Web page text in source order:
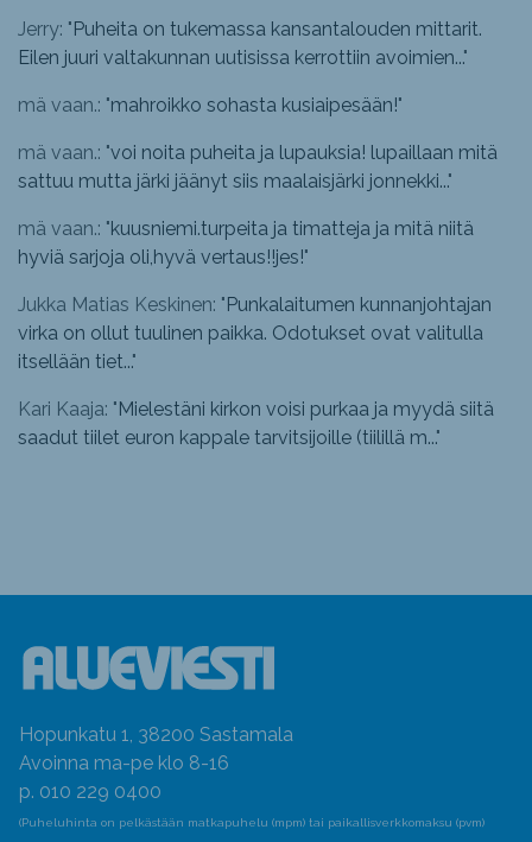
Jerry: "Puheita on tukemassa kansantalouden mittarit.
Eilen juuri valtakunnan uutisissa kerrottiin avoimien..."
mä vaan.: "mahroikko sohasta kusiaipesään!"
mä vaan.: "voi noita puheita ja lupauksia! lupaillaan mitä
sattuu mutta järki jäänyt siis maalaisjärki jonnekki..."
mä vaan.: "kuusniemi.turpeita ja timatteja ja mitä niitä
hyviä sarjoja oli,hyvä vertaus!!jes!"
Jukka Matias Keskinen: "Punkalaitumen kunnanjohtajan
virka on ollut tuulinen paikka. Odotukset ovat valitulla
itsellään tiet..."
Kari Kaaja: "Mielestäni kirkon voisi purkaa ja myydä siitä
saadut tiilet euron kappale tarvitsijoille (tiilillä m..."
Hopunkatu 1, 38200 Sastamala
Avoinna ma-pe klo 8-16
p. 010 229 0400
(Puheluhinta on pelkästään matkapuhelu (mpm) tai paikallisverkkomaksu (pvm)